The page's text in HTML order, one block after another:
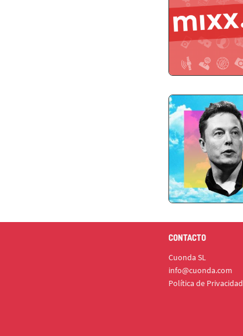
CONTACTO
Cuonda SL
info@cuonda.com
Política de Privacidad